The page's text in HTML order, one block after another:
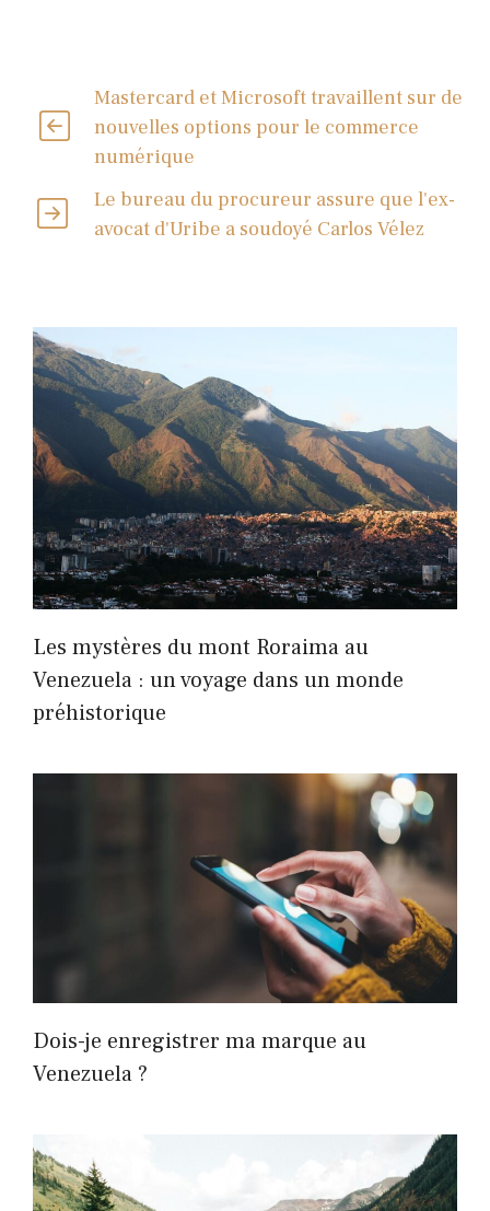
Mastercard et Microsoft travaillent sur de
nouvelles options pour le commerce
numérique
Le bureau du procureur assure que l'ex-
avocat d'Uribe a soudoyé Carlos Vélez
Les mystères du mont Roraima au
Venezuela : un voyage dans un monde
préhistorique
Dois-je enregistrer ma marque au
Venezuela ?